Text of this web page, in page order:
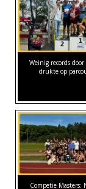
Weinig records
drukte op
Competie Masters: